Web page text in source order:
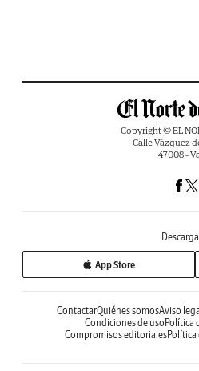
Copyright © EL
Calle Vázquez
47008 -
App Store
ContactarQuiénes somosAviso legal
Condiciones de uso Política
Compromisos editorialesPolítica